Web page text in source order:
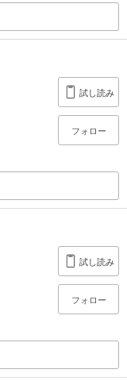
試し読み
フォロー
試し読み
フォロー